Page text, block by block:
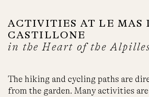
ACTIVITIES AT LE MAS
CASTILLONE
in the Heart of the
The hiking and cycling paths are
from the garden. Many activities